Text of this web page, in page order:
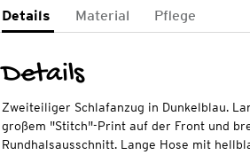
Details Material Pflege
Details
Zweiteiliger Schlafanzug in Dunkelblau.
großem "Stitch"-Print auf der Front und
Rundhalsausschnitt. Lange Hose mit